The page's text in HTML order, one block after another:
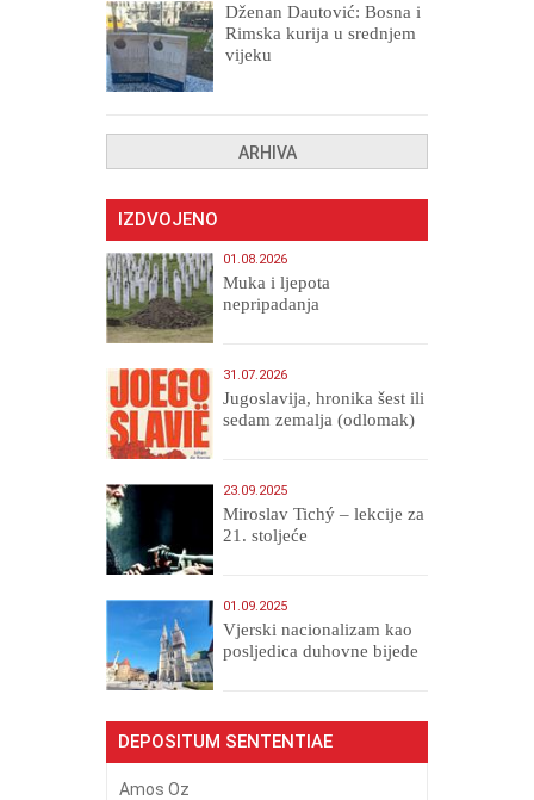
Dženan Dautović: Bosna i
Rimska kurija u srednjem
vijeku
ARHIVA
IZDVOJENO
01.08.2026
Muka i ljepota
nepripadanja
31.07.2026
Jugoslavija, hronika šest ili
sedam zemalja (odlomak)
23.09.2025
Miroslav Tichý – lekcije za
21. stoljeće
01.09.2025
​Vjerski nacionalizam kao
posljedica duhovne bijede
DEPOSITUM SENTENTIAE
Amos Oz